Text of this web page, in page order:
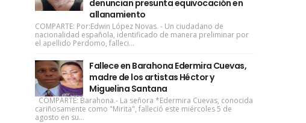
denuncian presunta equivocación en
allanamiento
COMPARTE: Por:Edwin López Novas. - Un ciudadano de
nacionalidad española, identificado de manera preliminar por
el apellido Perdomo, falleci...
Fallece en Barahona Edermira Cuevas,
madre de los artistas Héctor y
Miguelina Santana
COMPARTE: Barahona.- La señora *Edermira Cuevas, conocida
cariñosamente como "Mirita", falleció este miércoles 5 de
agosto en su...